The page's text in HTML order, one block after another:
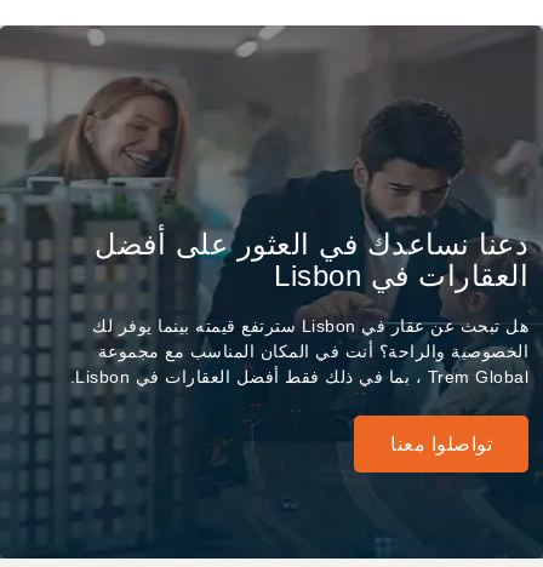
دعنا نساعدك في العثور على أفضل
العقارات في Lisbon
هل تبحث عن عقار في Lisbon سترتفع قيمته بينما يوفر لك
الخصوصية والراحة؟ أنت في المكان المناسب مع مجموعة
Trem Global ، بما في ذلك فقط أفضل العقارات في Lisbon.
تواصلوا معنا